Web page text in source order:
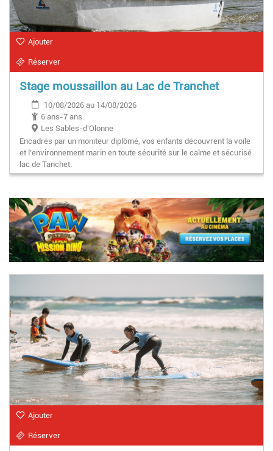
Ajouter
Réserver
Stage moussaillon au Lac de Tranchet
10/08/2026 au 14/08/2026
6 ans-7 ans
Les Sables-d'Olonne
Encadrés par un moniteur diplômé, vos enfants découvrent la voile
et l’environnement marin en toute sécurité sur le calme et sécurisé
lac de Tanchet.
Ajouter
Réserver